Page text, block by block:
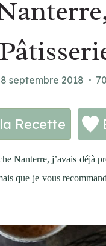
septembre 2018
Recette
Nanterre, j’avais déjà
que je vous